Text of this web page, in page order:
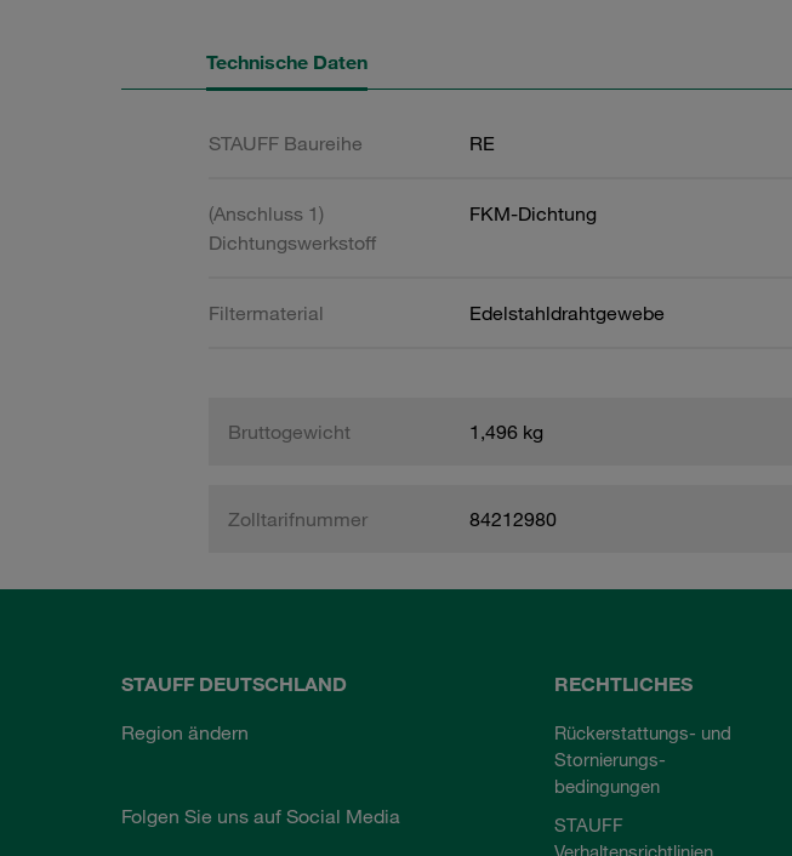
Technische Daten
STAUFF Baureihe RE
(Anschluss 1)
Dichtungswerkstoff
FKM-Dichtung
Filtermaterial Edelstahldrahtgewebe
Bruttogewicht 1,496 kg
Zolltarifnummer 84212980
STAUFF DEUTSCHLAND
Region ändern
Folgen Sie uns auf Social Media
RECHTLICHES
Rückerstattungs- und
Stornierungs-
bedingungen
STAUFF
Verhaltensrichtlinien